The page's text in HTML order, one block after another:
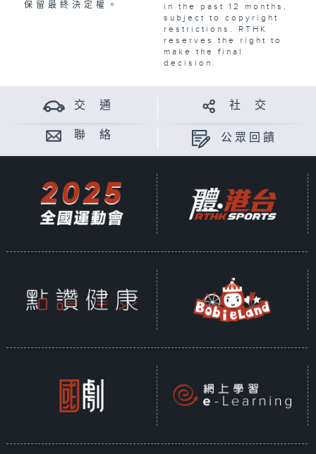
保留最終決定權。
in the past 12 months,
subject to copyright
restrictions. RTHK
reserves the right to
make the final
decision.
交 通 社 交
聯 絡 公眾回饋